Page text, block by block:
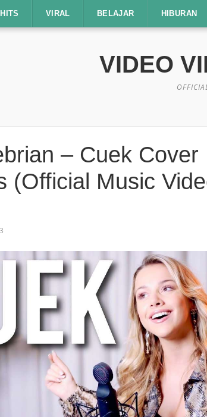
HITS VIRAL BELAJAR HIBURAN
VIDEO
– Cuek Cover
(Official Music